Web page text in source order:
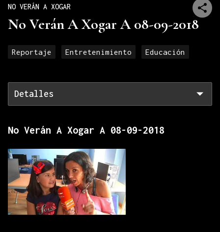
NO VERÁN A XOGAR
No Verán A Xogar A 08-09-2018
Reportaje Entretenimiento Educación
Detalles
No Verán A Xogar A 08-09-2018